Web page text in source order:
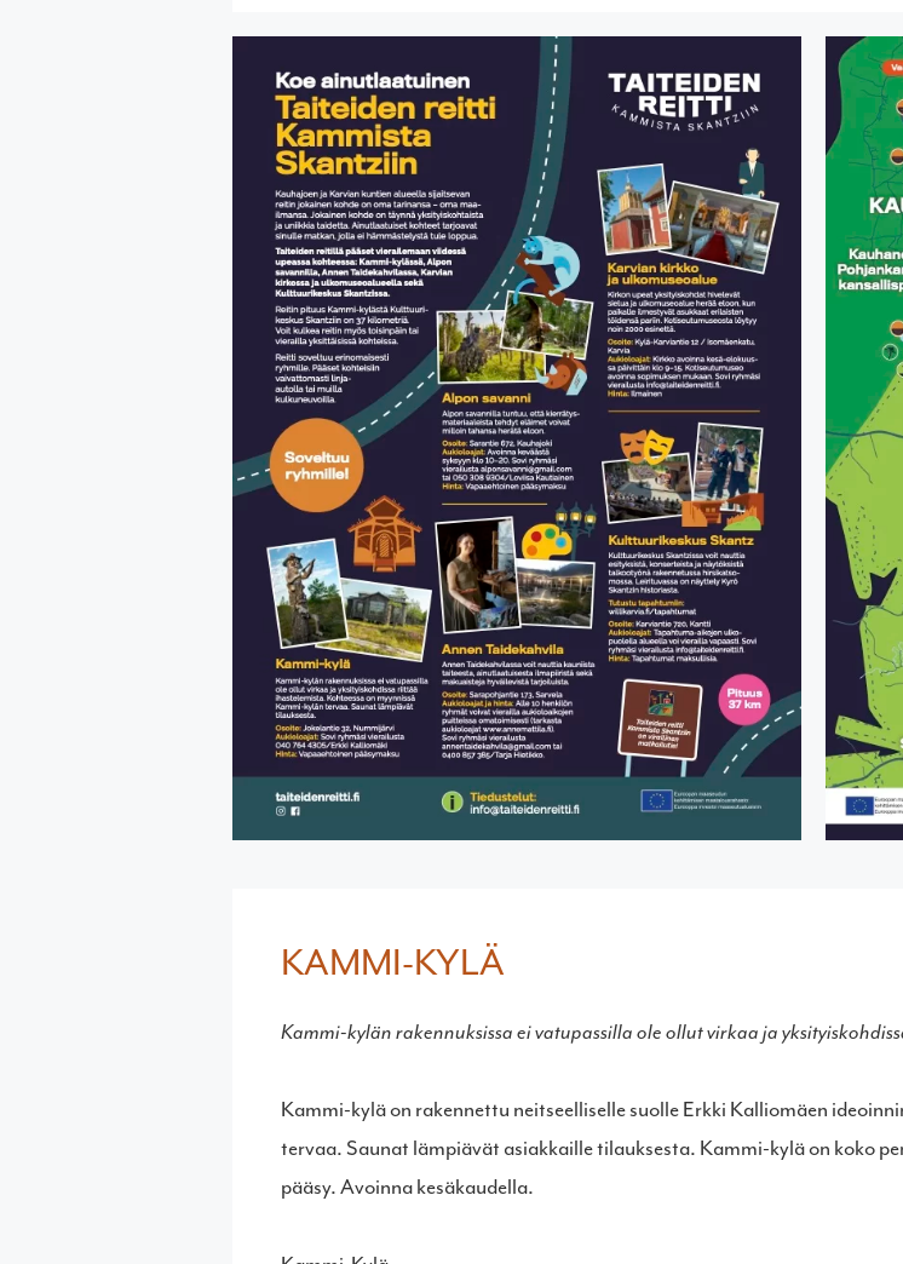
KAMMI-KYLÄ
Kammi-kylän rakennuksissa ei vatupassilla ole ollut virkaa ja
Kammi-kylä on rakennettu neitseelliselle suolle Erkki Kalliomäen
tervaa. Saunat lämpiävät asiakkaille tilauksesta. Kammi-kylä on koko
pääsy. Avoinna kesäkaudella.